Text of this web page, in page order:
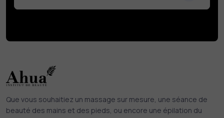
Que vous souhaitiez un massage sur mesure, une séance de
beauté des mains et des pieds, ou encore une épilation du